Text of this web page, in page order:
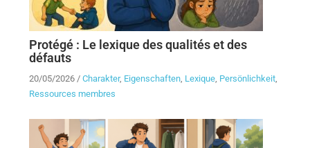
Protégé : Le lexique des qualités et des
défauts
20/05/2026/ Charakter, Eigenschaften, Lexique, Persönlichkeit,
Ressources membres